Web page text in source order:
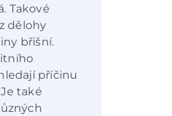
Takové
dělohy
břišní.
příčinu
také